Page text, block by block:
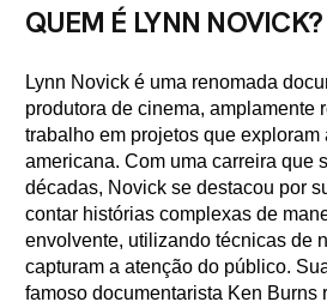
QUEM É LYNN NOVICK?
Lynn Novick é uma renomada
produtora de cinema, amplamente
trabalho em projetos que exploram
americana. Com uma carreira que
décadas, Novick se destacou por
contar histórias complexas de
envolvente, utilizando técnicas de
capturam a atenção do público.
famoso documentarista Ken Burns